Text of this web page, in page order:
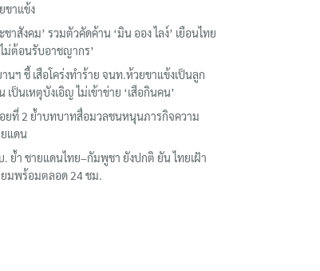
ขาแข้ง
ชาสังคม’ รวมตัวคัดค้าน ‘มิน ออง ไลง์’ เยือนไทย
ม่ต้อนรับอาชญากร’
นฯ ชี้ เสือโคร่งทำร้าย จนท.ห้วยขาแข้งเป็นลูก
เป็นเหตุบังเอิญ ไม่เข้าข่าย ‘เสือกินคน’
ยที่ 2 ย้ำบทบาทสื่อมวลชนหนุนภารกิจความ
แดน
. ย้ำ ชายแดนไทย–กัมพูชา ยังปกติ ยัน ไทยเฝ้า
ยมพร้อมตลอด 24 ชม.